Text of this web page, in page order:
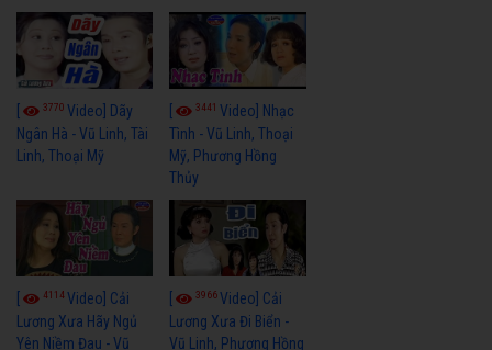
3770 Video] Dãy
Ngân Hà - Vũ Linh, Tài
Linh, Thoại Mỹ
3441Video] Nhạc
Tình - Vũ Linh, Thoại
Mỹ, Phương Hồng
Thủy
4114Video] Cải
Lương Xưa Hãy Ngủ
Yên Niềm Đau - Vũ
3966Video] Cải
Lương Xưa Đi Biển -
Vũ Linh, Phương Hồng